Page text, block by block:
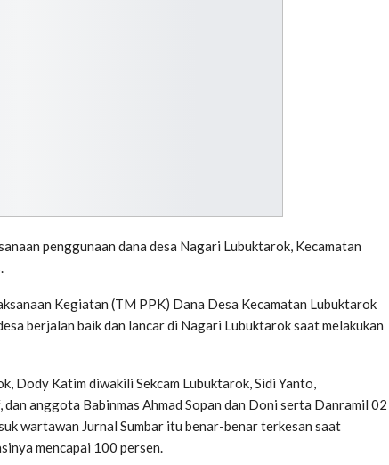
penggunaan dana desa Nagari Lubuktarok, Kecamatan
Kegiatan (TM PPK) Dana Desa Kecamatan Lubuktarok
berjalan baik dan lancar di Nagari Lubuktarok saat melakukan
Dody Katim diwakili Sekcam Lubuktarok, Sidi Yanto,
anggota Babinmas Ahmad Sopan dan Doni serta Danramil 02
wartawan Jurnal Sumbar itu benar-benar terkesan saat
mencapai 100 persen.